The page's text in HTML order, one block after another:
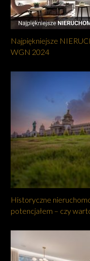
Najpiękniejsze
WGN 2024
Historyczne
potencjałem – czy